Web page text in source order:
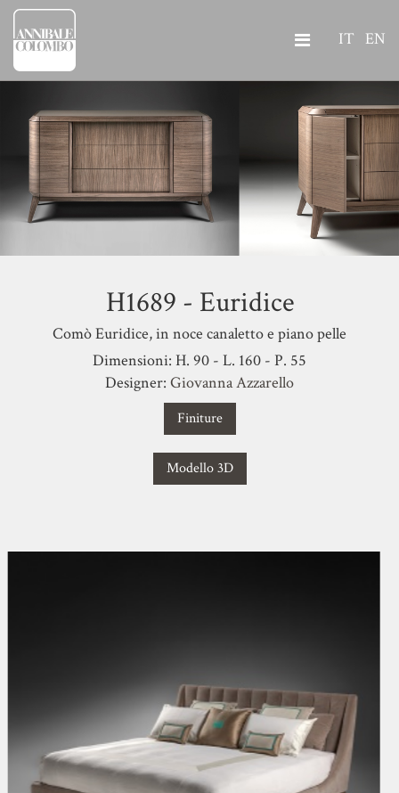
IT EN
H1689 - Euridice
Comò Euridice, in noce canaletto e piano pelle
Dimensioni: H. 90 - L. 160 - P. 55
Designer: Giovanna Azzarello
Finiture
Modello 3D